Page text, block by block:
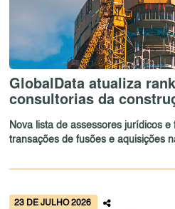
GlobalData atualiza
consultorias da
Nova lista de assessores jurídicos
transações de fusões e aquisições
23 DE JULHO 2026